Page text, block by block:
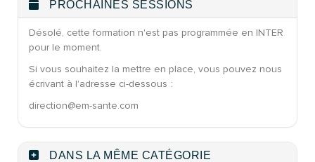
PROCHAINES SESSIONS
Désolé, cette formation n'est pas programmée en INTER
pour le moment.
Si vous souhaitez la mettre en place, vous pouvez nous
écrivant à l'adresse ci-dessous :
direction@em-sante.com
DANS LA MÊME CATÉGORIE